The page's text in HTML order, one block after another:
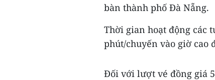
bàn thành phố Đà Nẵng.
Thời gian hoạt động các
phút/chuyến vào giờ cao
Đối với lượt vé đồng giá